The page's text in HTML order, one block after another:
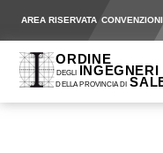
AREA RISERVATA CONVENZIONI